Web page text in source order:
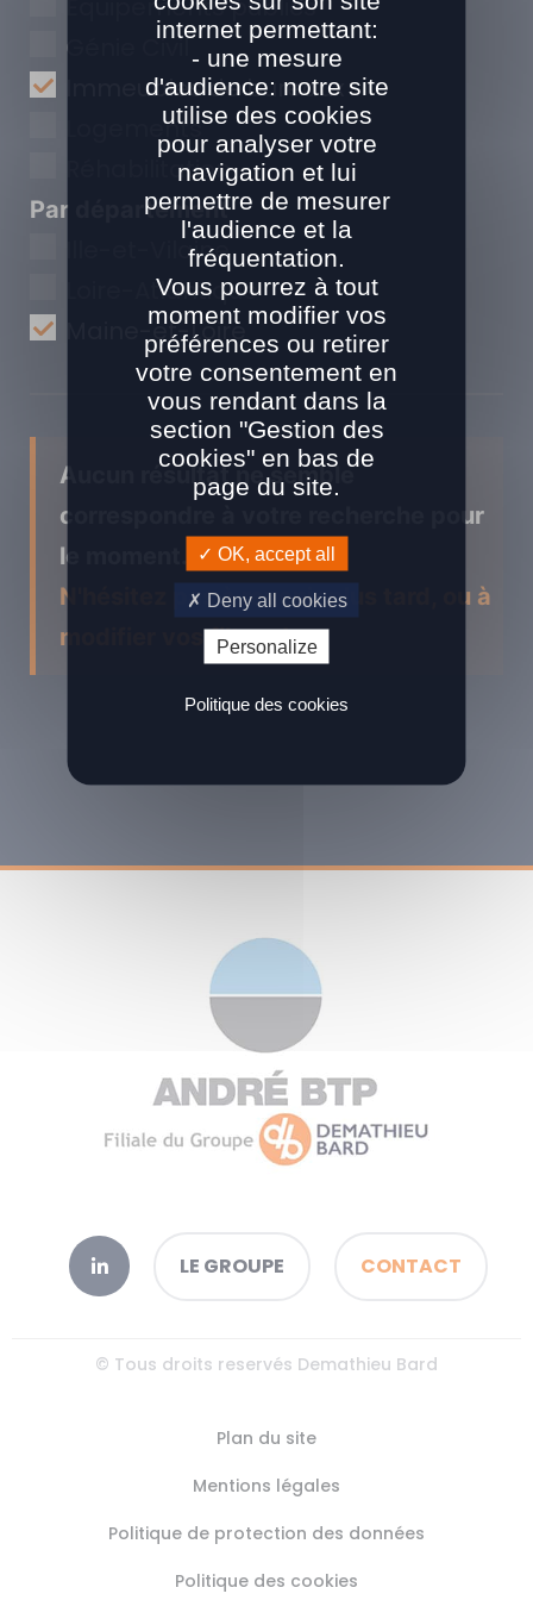
Equipements publics
Génie Civil
Immeubles de bureaux
Logements
Réhabilitation
Par département
Ille-et-Vilaine
Loire-Atlantique
Maine-et-Loire
Aucun résultat ne semble
correspondre à votre recherche pour
le moment...
N'hésitez pas à revenir plus tard, ou à
modifier vos filtres !
LE GROUPE CONTACT
© Tous droits reservés Demathieu Bard
Plan du site
Mentions légales
Politique de protection des données
Politique des cookies
internet permettant:
- une mesure
d'audience: notre site
utilise des cookies
pour analyser votre
navigation et lui
permettre de mesurer
l'audience et la
fréquentation.
Vous pourrez à tout
moment modifier vos
préférences ou retirer
votre consentement en
vous rendant dans la
section "Gestion des
cookies" en bas de
page du site.
OK, accept all
Deny all cookies
Personalize
Politique des cookies